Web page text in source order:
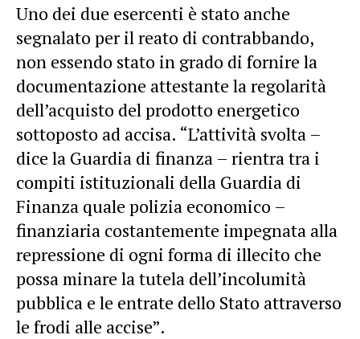
Uno dei due esercenti è stato anche
segnalato per il reato di contrabbando,
non essendo stato in grado di fornire la
documentazione attestante la regolarità
dell’acquisto del prodotto energetico
sottoposto ad accisa. “L’attività svolta –
dice la Guardia di finanza – rientra tra i
compiti istituzionali della Guardia di
Finanza quale polizia economico –
finanziaria costantemente impegnata alla
repressione di ogni forma di illecito che
possa minare la tutela dell’incolumità
pubblica e le entrate dello Stato attraverso
le frodi alle accise”.